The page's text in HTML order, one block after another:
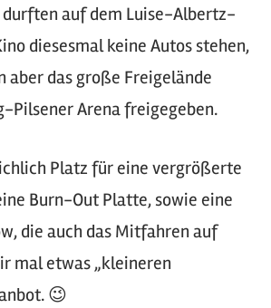
auf dem Luise-Albertz-
diesesmal keine Autos stehen,
aber das große Freigelände
Pilsener Arena freigegeben.
Platz für eine vergrößerte
Burn-Out Platte, sowie eine
die auch das Mitfahren auf
mal etwas „kleineren
😉